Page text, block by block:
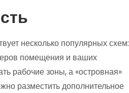
несколько популярных схем:
помещения и ваших
рабочие зоны, а «островная»
разместить дополнительное